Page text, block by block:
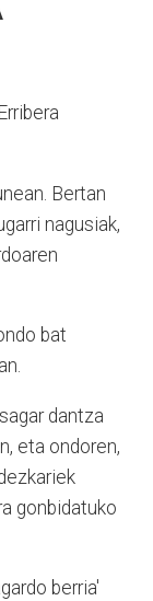
Bertan
nagusiak,
bat
dantza
eta ondoren,
gonbidatuko
berria'